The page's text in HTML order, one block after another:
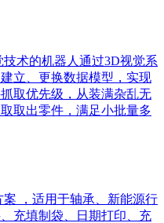
术的机器人通过3D视觉系
立、更换数据模型，实现
取优先级，从装满杂乱无
取出零件，满足小批量多
，适用于轴承、新能源行
充填制袋、日期打印、充